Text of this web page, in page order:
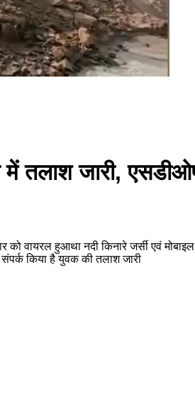
तलाश जारी,
को वायरल हुआथा नदी किनारे जर्सी एवं
किया है युवक की तलाश जारी